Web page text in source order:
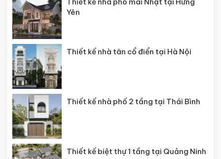
Yên
Thiết kế nhà tân cổ điển tại Hà Nội
Thiết kế nhà phố 2 tầng tại Thái Bình
Thiết kế biệt thự 1 tầng tại Quảng Ninh